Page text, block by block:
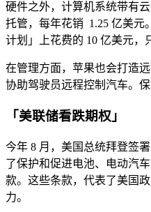
硬件之外，计算机系统带有云
托管，每年花销 1.25 亿美元
计划」上花费的 10 亿美元，
在管理方面，苹果也会打造
协助驾驶员远程控制汽车。
「美联储看跌期权」
今年 8 月，美国总统拜登签
了保护和促进电池、电动汽
款。这些条款，代表了美国
力。